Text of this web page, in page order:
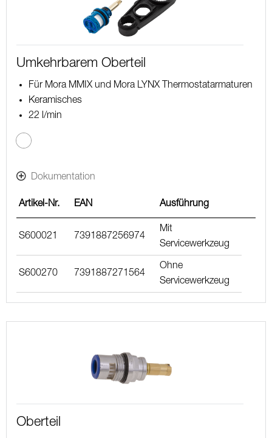
Umkehrbarem Oberteil
Für Mora MMIX und Mora LYNX Thermostatarmaturen
Keramisches
22 l/min
Dokumentation
Artikel-Nr. EAN Ausführung
S600021 7391887256974
Mit
Servicewerkzeug
S600270 7391887271564
Ohne
Servicewerkzeug
Oberteil